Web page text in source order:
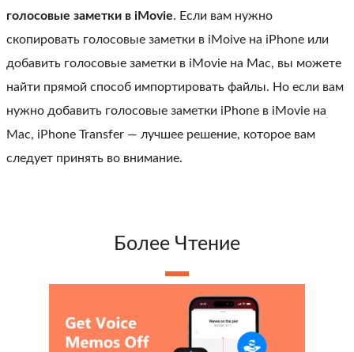
голосовые заметки в iMovie. Если вам нужно
скопировать голосовые заметки в iMoive на iPhone или
добавить голосовые заметки в iMovie на Mac, вы можете
найти прямой способ импортировать файлы. Но если вам
нужно добавить голосовые заметки iPhone в iMovie на
Mac, iPhone Transfer — лучшее решение, которое вам
следует принять во внимание.
Более Чтение